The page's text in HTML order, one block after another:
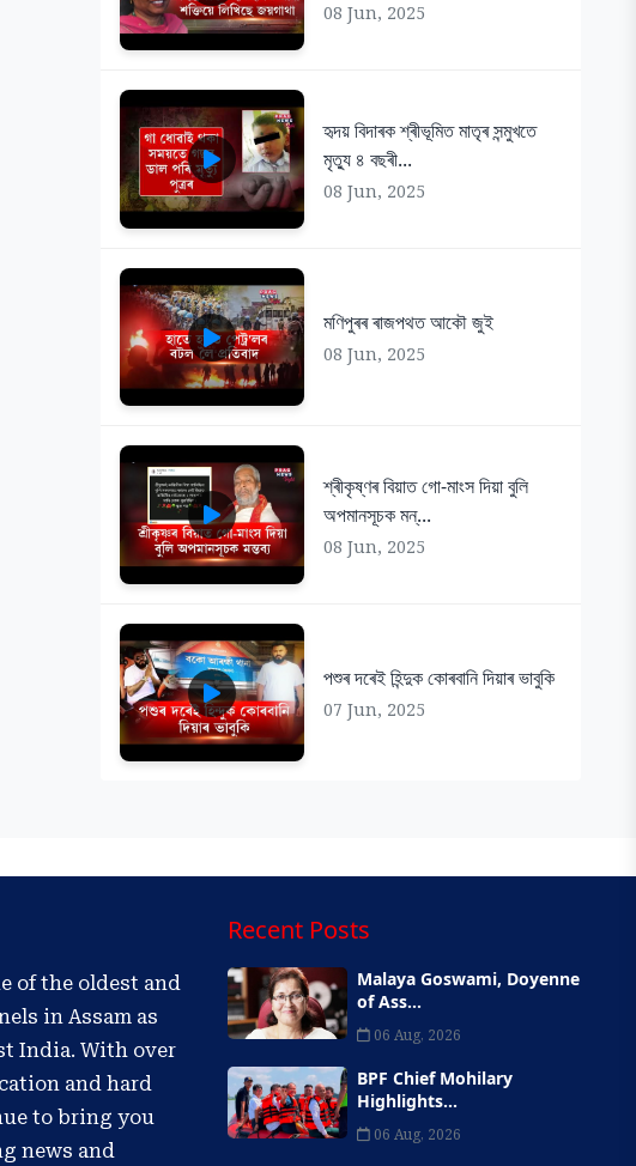
08 Jun, 2025
হৃদয় বিদাৰক শ্ৰীভূমিত মাতৃৰ সন্মুখতে
মৃত্যু ৪ বছৰী...
08 Jun, 2025
মণিপুৰৰ ৰাজপথত আকৌ জুই
08 Jun, 2025
শ্ৰীকৃষ্ণৰ বিয়াত গো-মাংস দিয়া বুলি
অপমানসূচক মন্...
08 Jun, 2025
পশুৰ দৰেই হিন্দুক কোৰবানি দিয়াৰ ভাবুকি
07 Jun, 2025
of the oldest and
in Assam as
India. With over
and hard
to bring you
news and
Recent Posts
Malaya Goswami, Doyenne
of Ass...
06 Aug, 2026
BPF Chief Mohilary
Highlights...
06 Aug, 2026